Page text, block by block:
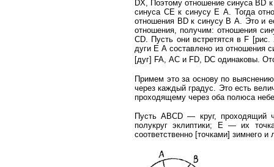
DX, Поэтому отношение синуса BD
синуса СЕ к синусу Ε А. Тогда
отношения BD к синусу В А. Это и
отношения, получим: отношения
CD. Пусть они встретятся в F
дуги Ε А составлено из отношения
[дуг] FA, АС и FD, DC одинаковы.
Примем это за основу по
через каждый градус. Это есть
проходящему через оба полюса
Пусть ABCD — круг, проходящий
полукруг эклиптики; Ε — их
соответственно [точками] зимнего и